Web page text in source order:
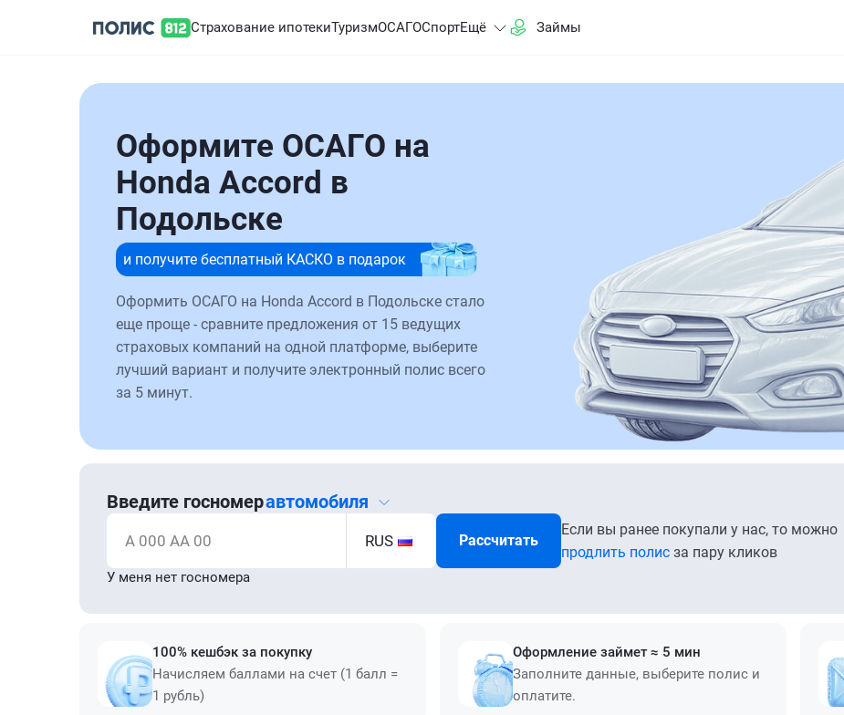
Страхование ипотекиТуризмОСАГОСпортЕщё Займы
Оформите ОСАГО на
Honda Accord в
Подольске
и получите бесплатный КАСКО в подарок
Оформить ОСАГО на Honda Accord в Подольске стало
еще проще - сравните предложения от 15 ведущих
страховых компаний на одной платформе, выберите
лучший вариант и получите электронный полис всего
за 5 минут.
Введите госномеравтомобиля
А 000 АА 00 RUS Рассчитать
Если вы ранее покупали у нас, то можно
продлить полис за пару кликов
У меня нет госномера
100% кешбэк за покупку
Начисляем баллами на счет (1 балл =
1 рубль)
Оформление займет ≈ 5 мин
Заполните данные, выберите полис и
оплатите.